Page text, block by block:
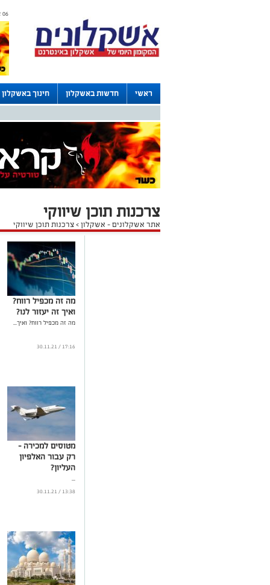
06 אוגוסט 2026 / 21:08
ראשי חדשות באשקלון חינוך באשקלון
צרכנות תוכן שיווקי
אתר אשקלונים - אשקלון>צרכנות תוכן שיווקי
מה זה מכפיל רווח?
ואיך זה יעזור לנו?
מה זה מכפיל רווח? ואיך...
17:16 / 30.11.21
מטוסים למכירה -
רק עבור האלפיון
העליון?
...
13:38 / 30.11.21